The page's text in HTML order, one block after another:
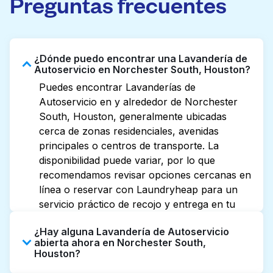
¿Dónde puedo encontrar una Lavandería de
Autoservicio en Norchester South, Houston?
Puedes encontrar Lavanderías de
Autoservicio en y alrededor de Norchester
South, Houston, generalmente ubicadas
cerca de zonas residenciales, avenidas
principales o centros de transporte. La
disponibilidad puede variar, por lo que
recomendamos revisar opciones cercanas en
línea o reservar con Laundryheap para un
servicio práctico de recojo y entrega en tu
¿Hay alguna Lavandería de Autoservicio
abierta ahora en Norchester South,
Houston?